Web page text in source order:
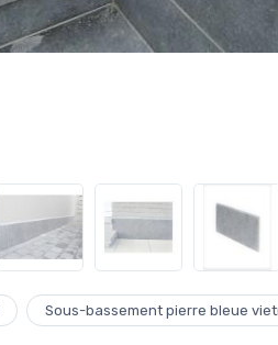
Sous-bassement pierre bleue